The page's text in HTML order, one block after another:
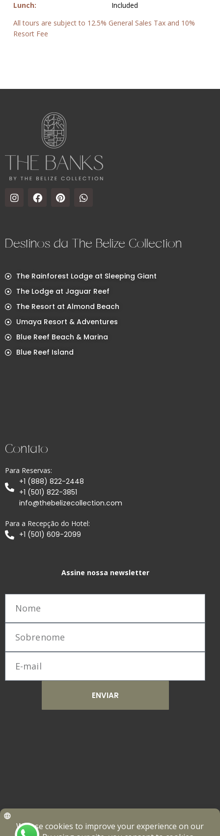
Lunch:
Included
All tours are subject to 12.5% General Sales Tax and 10%
Resort Fee
Destinos da The Belize Collection
The Rainforest Lodge at Sleeping Giant
The Lodge at Jaguar Reef
The Resort at Almond Beach
Umaya Resort & Adventures
Blue Reef Beach & Marina
Blue Reef Island
Contato
Para Reservas:
+1 (888) 822-2448
+1 (501) 822-3851
info@thebelizecollection.com
Para a Recepção do Hotel:
+1 (501) 609-2099
Assine nossa newsletter
ENVIAR